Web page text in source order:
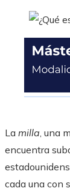
La milla, una
encuentra
cada una con